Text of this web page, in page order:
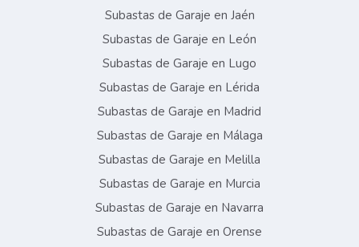
Subastas de Garaje en Jaén
Subastas de Garaje en León
Subastas de Garaje en Lugo
Subastas de Garaje en Lérida
Subastas de Garaje en Madrid
Subastas de Garaje en Málaga
Subastas de Garaje en Melilla
Subastas de Garaje en Murcia
Subastas de Garaje en Navarra
Subastas de Garaje en Orense